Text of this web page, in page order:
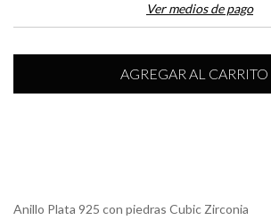
Ver medios de pago
Anillo Plata 925 con piedras Cubic Zirconia